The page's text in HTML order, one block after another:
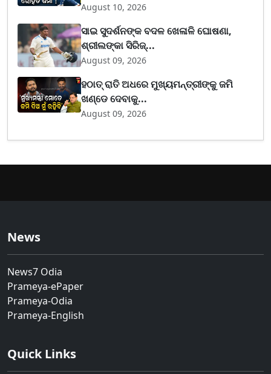
August 10, 2026
ସାଇ ସୁଦର୍ଶନଙ୍କ ବଦଳ ଖେଳାଳି ଘୋଷଣା,
ଶ୍ରୀଲଙ୍କା ସିରିଜ୍...
August 09, 2026
ହଠାତ୍ ରାତି ଅଧରେ ମୁଖ୍ୟମନ୍ତ୍ରୀଙ୍କୁ ଜମି
ଖଣ୍ଡେ ଦେବାକୁ...
August 09, 2026
News
News7 Odia
Prameya-ePaper
Prameya-Odia
Prameya-English
Quick Links